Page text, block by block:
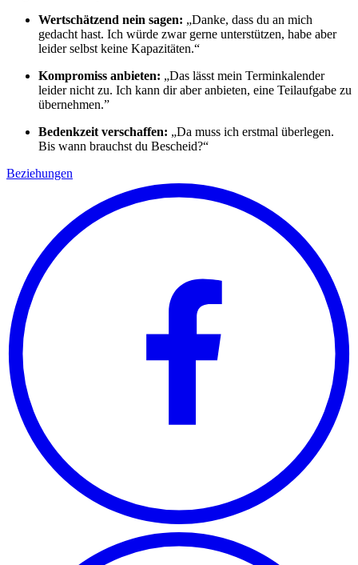
Wertschätzend nein sagen: „Danke, dass du an mich
gedacht hast. Ich würde zwar gerne unterstützen, habe aber
leider selbst keine Kapazitäten.“
Kompromiss anbieten: „Das lässt mein Terminkalender
leider nicht zu. Ich kann dir aber anbieten, eine Teilaufgabe zu
übernehmen.”
Bedenkzeit verschaffen: „Da muss ich erstmal überlegen.
Bis wann brauchst du Bescheid?“
Beziehungen